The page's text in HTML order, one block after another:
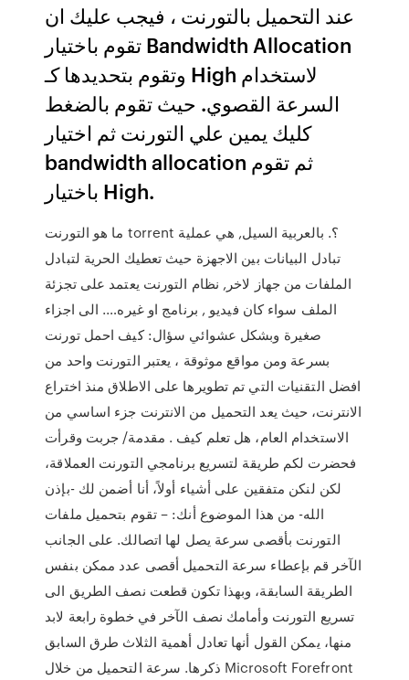
عند التحميل بالتورنت ، فيجب عليك ان
تقوم باختيار Bandwidth Allocation
وتقوم بتحديدها كـ High لاستخدام
السرعة القصوي. حيث تقوم بالضغط
كليك يمين علي التورنت ثم اختيار
bandwidth allocation ثم تقوم
باختيار High.
ما هو التورنت torrent ؟. بالعربية السيل, هي عملية
تبادل البيانات بين الاجهزة حيث تعطيك الحرية لتبادل
الملفات من جهاز لاخر, نظام التورنت يعتمد على تجزئة
الملف سواء كان فيديو , برنامج او غيره…. الى اجزاء
صغيرة وبشكل عشوائي سؤال: كيف احمل تورنت
بسرعة ومن مواقع موثوقة ، يعتبر التورنت واحد من
افضل التقنيات التي تم تطويرها على الاطلاق منذ اختراع
الانترنت، حيث يعد التحميل من الانترنت جزء اساسي من
الاستخدام العام، هل تعلم كيف . مقدمة/ جربت وقرأت
فحضرت لكم طريقة لتسريع برنامجي التورنت العملاقة،
لكن لنكن متفقين على أشياء أولاً، أنا أضمن لك -بإذن
الله- من هذا الموضوع أنك: – تقوم بتحميل ملفات
التورنت بأقصى سرعة يصل لها اتصالك. على الجانب
الآخر قم بإعطاء سرعة التحميل أقصى عدد ممكن بنفس
الطريقة السابقة، وبهذا تكون قطعت نصف الطريق الى
تسريع التورنت وأمامك نصف الآخر في خطوة رابعة لابد
منها، يمكن القول أنها تعادل أهمية الثلاث طرق السابق
ذكرها. سرعة التحميل من خلال Microsoft Forefront